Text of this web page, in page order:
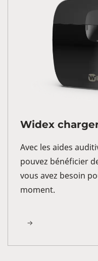
Widex
Avec les aides
pouvez bénéficier
vous avez besoin
moment.